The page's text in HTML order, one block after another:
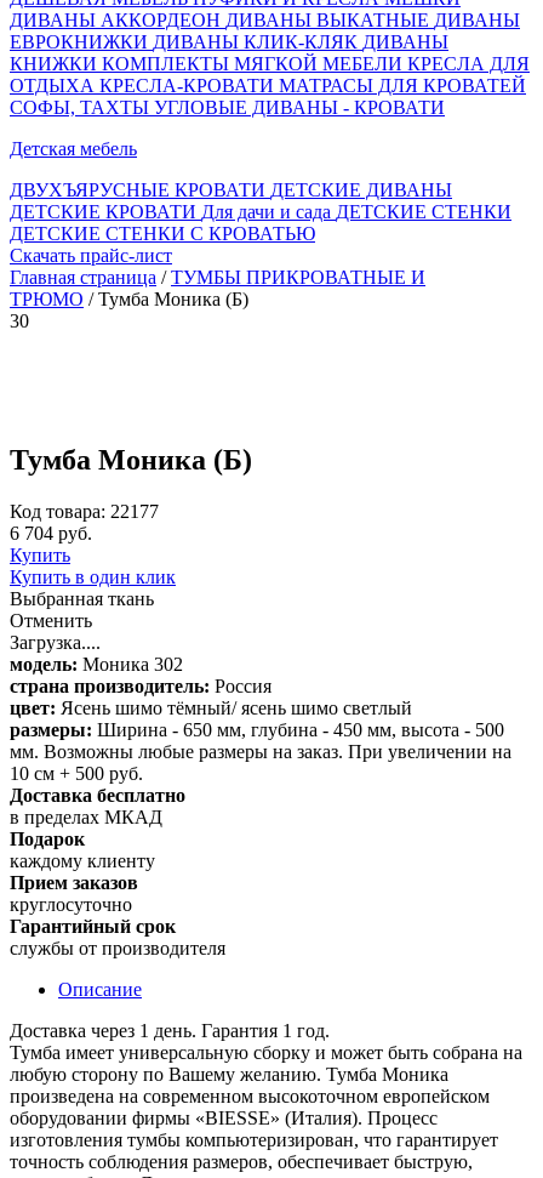
ДИВАНЫ АККОРДЕОН ДИВАНЫ ВЫКАТНЫЕ ДИВАНЫ
ЕВРОКНИЖКИ ДИВАНЫ КЛИК-КЛЯК ДИВАНЫ
КНИЖКИ КОМПЛЕКТЫ МЯГКОЙ МЕБЕЛИ КРЕСЛА ДЛЯ
ОТДЫХА КРЕСЛА-КРОВАТИ МАТРАСЫ ДЛЯ КРОВАТЕЙ
СОФЫ, ТАХТЫ УГЛОВЫЕ ДИВАНЫ - КРОВАТИ
Детская мебель
ДВУХЪЯРУСНЫЕ КРОВАТИ ДЕТСКИЕ ДИВАНЫ
ДЕТСКИЕ КРОВАТИ Для дачи и сада ДЕТСКИЕ СТЕНКИ
ДЕТСКИЕ СТЕНКИ С КРОВАТЬЮ
Скачать прайс-лист
Главная страница /ТУМБЫ ПРИКРОВАТНЫЕ И
ТРЮМО / Тумба Моника (Б)
30
Тумба Моника (Б)
Код товара: 22177
6 704 руб.
Купить
Купить в один клик
Выбранная ткань
Отменить
Загрузка....
модель: Моника 302
страна производитель: Россия
цвет: Ясень шимо тёмный/ ясень шимо светлый
размеры: Ширина - 650 мм, глубина - 450 мм, высота - 500
мм. Возможны любые размеры на заказ. При увеличении на
10 см + 500 руб.
Доставка бесплатно
в пределах МКАД
Подарок
каждому клиенту
Прием заказов
круглосуточно
Гарантийный срок
службы от производителя
Описание
Доставка через 1 день. Гарантия 1 год.
Тумба имеет универсальную сборку и может быть собрана на
любую сторону по Вашему желанию. Тумба Моника
произведена на современном высокоточном европейском
оборудовании фирмы «BIESSE» (Италия). Процесс
изготовления тумбы компьютеризирован, что гарантирует
точность соблюдения размеров, обеспечивает быструю,